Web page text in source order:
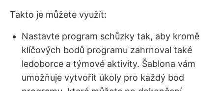
Takto je můžete využít:
Nastavte program schůzky tak, aby kromě
klíčových bodů programu zahrnoval také
ledoborce a týmové aktivity. Šablona vám
umožňuje vytvořit úkoly pro každý bod